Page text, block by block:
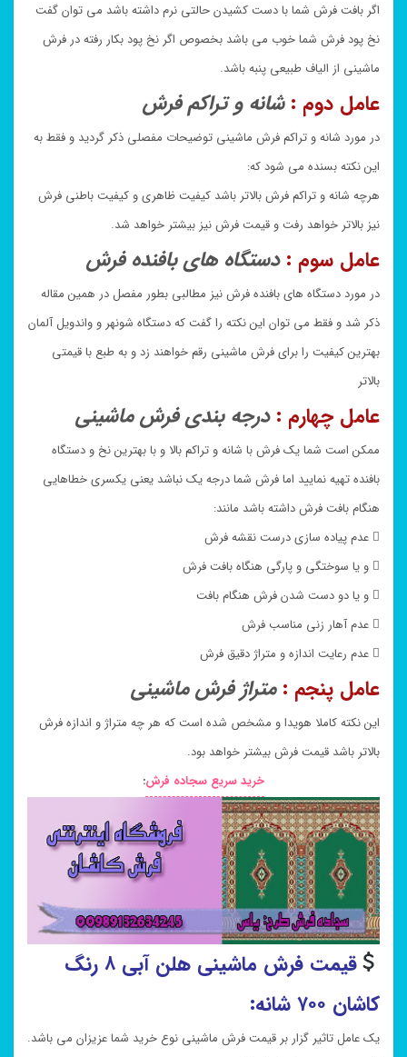
اگر بافت فرش شما با دست کشیدن حالتی نرم داشته باشد می توان گفت
نخ پود فرش شما خوب می باشد بخصوص اگر نخ پود بکار رفته در فرش
ماشینی از الیاف طبیعی پنبه باشد.
عامل دوم : شانه و تراکم فرش
در مورد شانه و تراکم فرش ماشینی توضیحات مفصلی ذکر گردید و فقط به
این نکته بسنده می شود که:
هرچه شانه و تراکم فرش بالاتر باشد کیفیت ظاهری و کیفیت باطنی فرش
نیز بالاتر خواهد رفت و قیمت فرش نیز بیشتر خواهد شد.
عامل سوم : دستگاه های بافنده فرش
در مورد دستگاه های بافنده فرش نیز مطالبی بطور مفصل در همین مقاله
ذکر شد و فقط می توان این نکته را گفت که دستگاه شونهر و واندویل آلمان
بهترین کیفیت را برای فرش ماشینی رقم خواهند زد و به طبع با قیمتی
بالاتر
عامل چهارم : درجه بندی فرش ماشینی
ممکن است شما یک فرش با شانه و تراکم بالا و با بهترین نخ و دستگاه
بافنده تهیه نمایید اما فرش شما درجه یک نباشد یعنی یکسری خطاهایی
هنگام بافت فرش داشته باشد مانند:
 عدم پیاده سازی درست نقشه فرش
 و یا سوختگی و پارگی هنگاه بافت فرش
 و یا دو دست شدن فرش هنگام بافت
 عدم آهار زنی مناسب فرش
 عدم رعایت اندازه و متراژ دقیق فرش
عامل پنجم : متراژ فرش ماشینی
این نکته کاملا هویدا و مشخص شده است که هر چه متراژ و اندازه فرش
بالاتر باشد قیمت فرش بیشتر خواهد بود.
خرید سریع سجاده فرش:
قیمت فرش ماشینی هلن آبی ۸ رنگ
کاشان ۷۰۰ شانه:
یک عامل تاثیر گزار بر قیمت فرش ماشینی نوع خرید شما عزیزان می باشد.